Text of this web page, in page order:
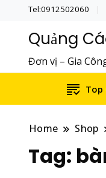
Tel:0912502060
Quảng
Đơn vị – Gia
Top
Home Shop
Tag: